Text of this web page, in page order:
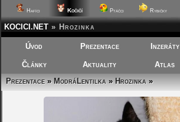
Hafíci Kočičí Ptáčci Rybičky
KOCICI.NET » Hrozinka
Úvod Prezentace Inzeráty
Články Aktuality Atlas
Prezentace»ModráLentilka»Hrozinka»